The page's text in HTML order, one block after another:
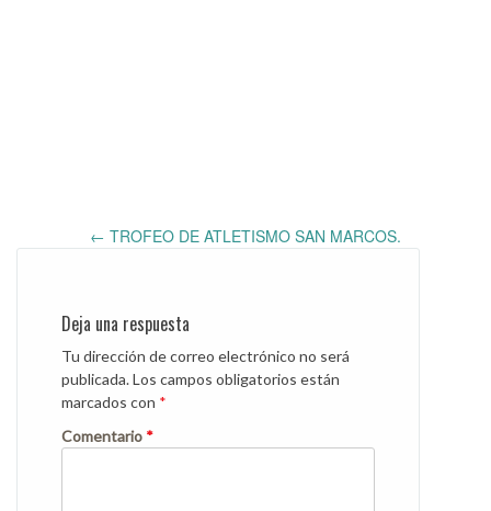
navigation
← TROFEO DE ATLETISMO SAN MARCOS.
Deja una respuesta
Tu dirección de correo electrónico no será
publicada.Los campos obligatorios están
marcados con *
Comentario *